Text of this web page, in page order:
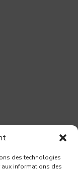
des technologies
informations des